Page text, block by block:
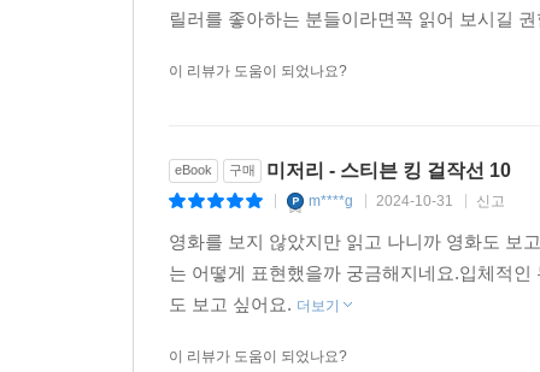
릴러를 좋아하는 분들이라면꼭 읽어 보시길
이 리뷰가 도움이 되었나요?
eBook 구매 미저리 - 스티븐 킹 걸작선 10
m****g 2024-10-31 신고
영화를 보지 않았지만 읽고 나니까 영화도 보
는 어떻게 표현했을까 궁금해지네요.입체적
도 보고 싶어요. 더보기
이 리뷰가 도움이 되었나요?